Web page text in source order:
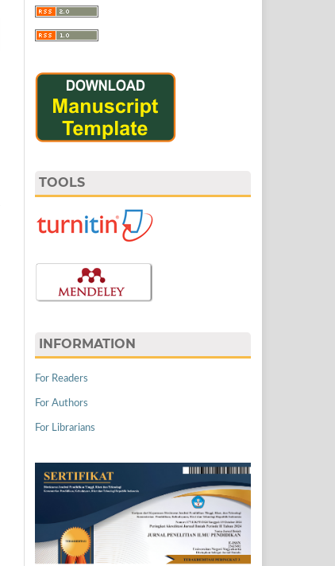
TOOLS
INFORMATION
For Readers
For Authors
For Librarians